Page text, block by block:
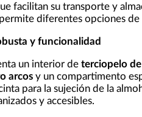
facilitan su transporte y
diferentes opciones
y funcionalidad
un interior de terciopelo de
arcosy un compartimento
para la sujeción de la
y accesibles.